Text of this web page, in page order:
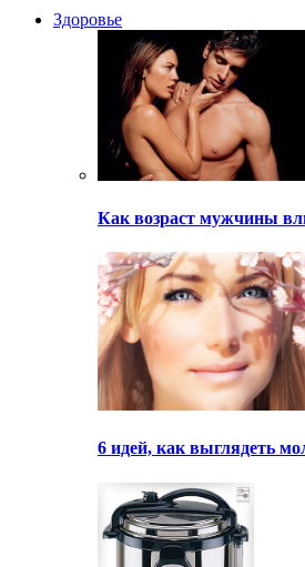
Здоровье
Как возраст мужчины
6 идей, как выглядеть